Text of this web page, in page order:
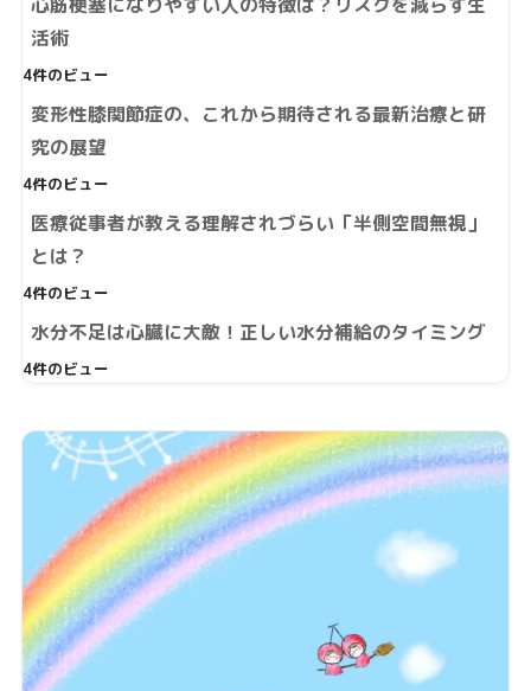
活術
4件のビュー
変形性膝関節症の、これから期待される最新治療と研
究の展望
4件のビュー
医療従事者が教える理解されづらい「半側空間無視」
とは？
4件のビュー
水分不足は心臓に大敵！正しい水分補給のタイミング
4件のビュー